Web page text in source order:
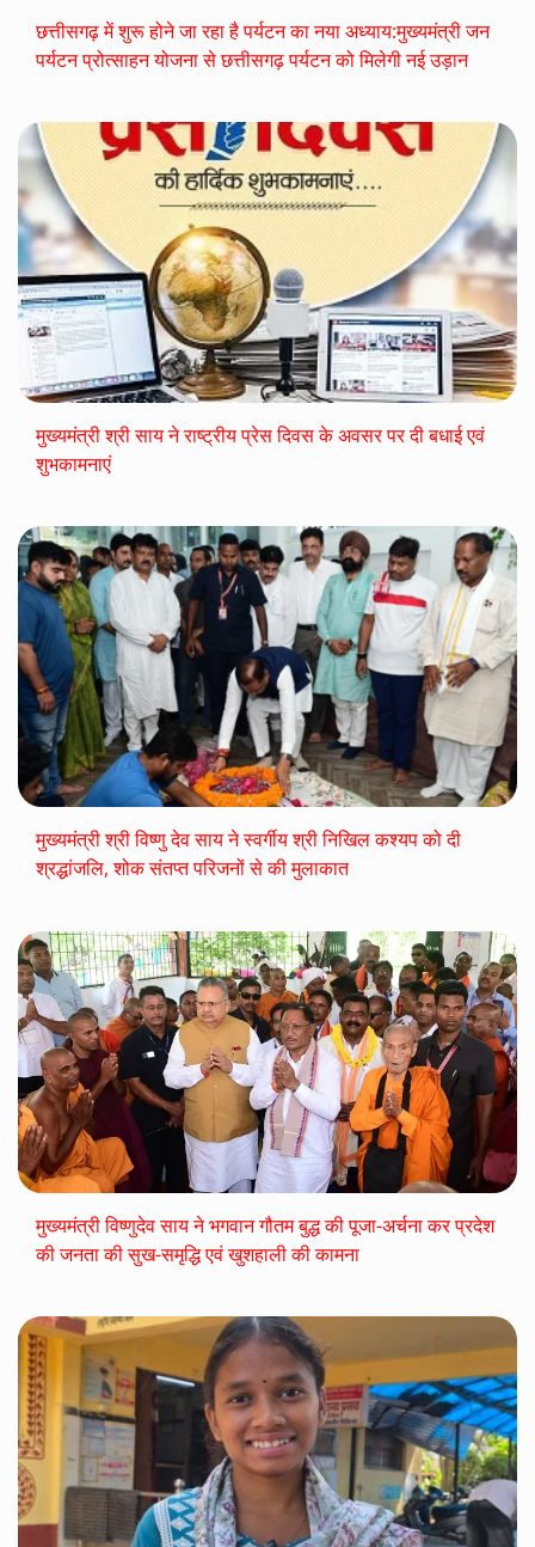
छत्तीसगढ़ में शुरू होने जा रहा है पर्यटन का नया अध्याय:मुख्यमंत्री जन
पर्यटन प्रोत्साहन योजना से छत्तीसगढ़ पर्यटन को मिलेगी नई उड़ान
मुख्यमंत्री श्री साय ने राष्ट्रीय प्रेस दिवस के अवसर पर दी बधाई एवं
शुभकामनाएं
मुख्यमंत्री श्री विष्णु देव साय ने स्वर्गीय श्री निखिल कश्यप को दी
श्रद्धांजलि, शोक संतप्त परिजनों से की मुलाकात
मुख्यमंत्री विष्णुदेव साय ने भगवान गौतम बुद्ध की पूजा-अर्चना कर प्रदेश
की जनता की सुख-समृद्धि एवं खुशहाली की कामना